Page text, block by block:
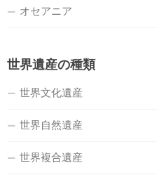
オセアニア
世界遺産の種類
世界文化遺産
世界自然遺産
世界複合遺産